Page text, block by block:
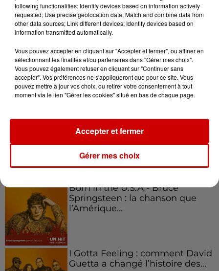
Podcasts
Kelly Massol, figure
emblématique de
l'entrepreneuriat féminin
Canada et accueillir les bleus à
Boston,...
Born in the U.S.A - Bruce
Springsteen : la chanson que
l’Amérique...
I Gotta Feeling : comment David
Guetta a changé l’histoire des...
following functionalities: Identify devices based on information actively
requested; Use precise geolocation data; Match and combine data from
other data sources; Link different devices; Identify devices based on
information transmitted automatically.
Vous pouvez accepter en cliquant sur "Accepter et fermer", ou affiner en
sélectionnant les finalités et/ou partenaires dans "Gérer mes choix".
Vous pouvez également refuser en cliquant sur "Continuer sans
accepter". Vos préférences ne s'appliqueront que pour ce site. Vous
pouvez mettre à jour vos choix, ou retirer votre consentement à tout
moment via le lien "Gérer les cookies" situé en bas de chaque page.
Gérer mes choix
Accepter et fermer